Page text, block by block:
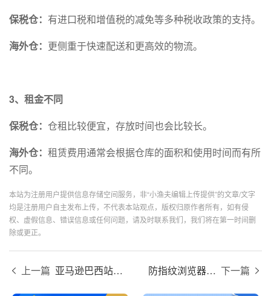
保税仓： 有进口税和增值税的减免等多种税收政策的支持。
海外仓： 更侧重于快速配送和更高效的物流。
3、租金不同
保税仓： 仓租比较便宜，存放时间也会比较长。
海外仓： 租赁费用通常会根据仓库的面积和使用时间而有所
不同。
本站为注册用户提供信息存储空间服务，非“小渔夫编辑上传提供”的文章/文字
均是注册用户自主发布上传，不代表本站观点，版权归原作者所有，如有侵
权、虚假信息、错误信息或任何问题，请及时联系我们，我们将在第一时间删
除或更正。
上一篇 亚马逊巴西站卖什么产品好？ 防指纹浏览器是什么意思？ 下一篇